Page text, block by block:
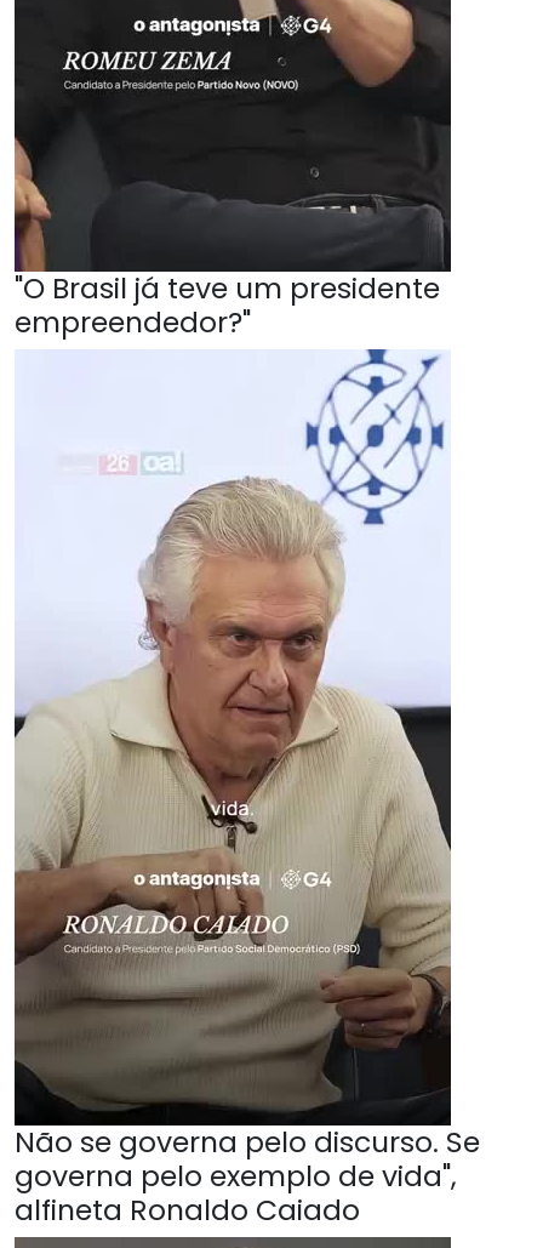
"O Brasil já teve um presidente
empreendedor?"
Não se governa pelo discurso. Se
governa pelo exemplo de vida",
alfineta Ronaldo Caiado